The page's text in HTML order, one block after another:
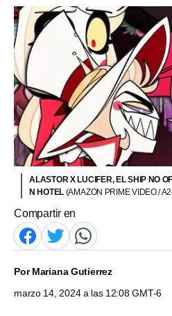
ALASTOR X LUCIFER, EL SHIP NO
N HOTEL (AMAZON PRIME VIDEO /
Compartir en
PorMariana Gutierrez
marzo 14, 2024 a las 12:08 GMT-6